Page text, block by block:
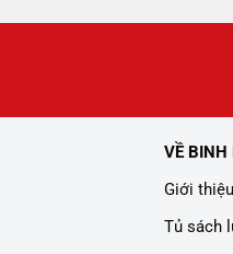
VỀ BINH
Giới
Tủ sách